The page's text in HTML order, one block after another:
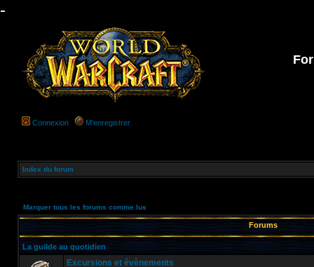
-
Connexion M’enregistrer
Index du forum
Marquer tous les forums comme lus
Forums
La guilde au quotidien
Excursions et évènements